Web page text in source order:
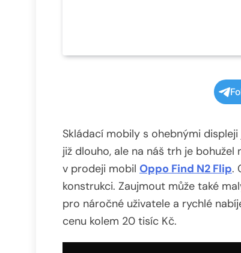
Skládací mobily s ohebnými
již dlouho, ale na náš trh je bohužel
v prodeji mobil Oppo Find N2 Flip.
konstrukci. Zaujmout může také
pro náročné uživatele a rychlé
cenu kolem 20 tisíc Kč.